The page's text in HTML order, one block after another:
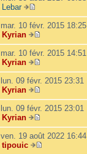
n
i
e
r
m
e
s
s
a
g
e
e
d
e
r
n
i
e
r
m
e
s
s
a
g
e
Lebar
V
o
i
r
l
e
d
e
r
n
i
e
r
m
e
mar. 10 févr. 2015 18:25
Kyrian
V
o
r
l
d
e
n
i
e
mar. 10 févr. 2015 14:51
Kyrian
V
o
r
l
d
e
r
lun. 09 févr. 2015 23:31
Kyrian
V
o
r
l
e
lun. 09 févr. 2015 23:01
Kyrian
V
o
i
ven. 19 août 2022 16:44
tipouic